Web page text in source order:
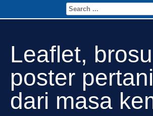
Leaflet,
poster
dari masa